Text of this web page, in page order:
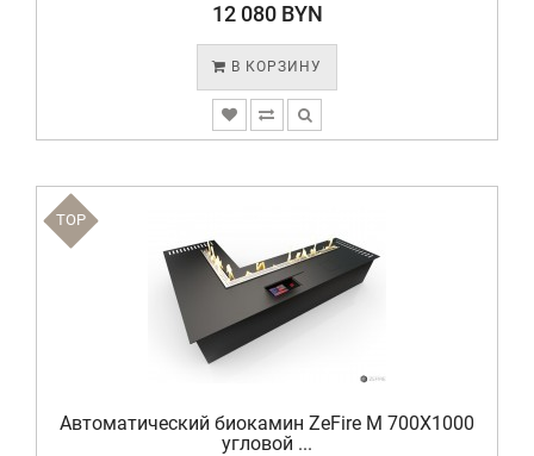
12 080 BYN
В КОРЗИНУ
TOP
Автоматический биокамин ZeFire М 700X1000
угловой ...